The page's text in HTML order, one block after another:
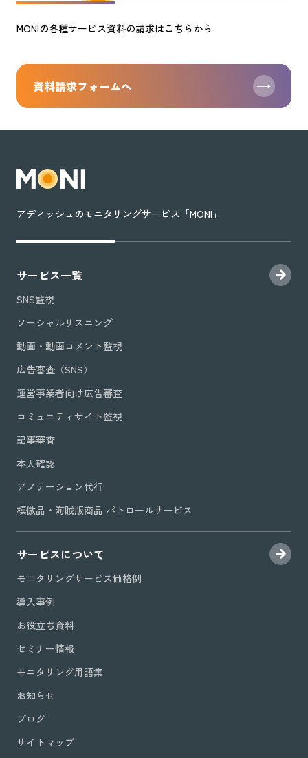
MONIの各種サービス資料の請求はこちらから
資料請求フォームへ
アディッシュのモニタリングサービス「MONI」
サービス一覧
SNS監視
ソーシャルリスニング
動画・動画コメント監視
広告審査（SNS）
運営事業者向け広告審査
コミュニティサイト監視
記事審査
本人確認
アノテーション代行
模倣品・海賊版商品 パトロールサービス
サービスについて
モニタリングサービス価格例
導入事例
お役立ち資料
セミナー情報
モニタリング用語集
お知らせ
ブログ
サイトマップ